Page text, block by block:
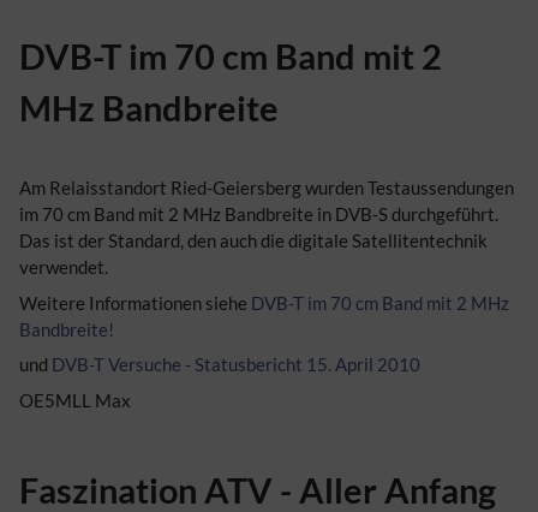
DVB-T im 70 cm Band mit 2
MHz Bandbreite
Am Relaisstandort Ried-Geiersberg wurden Testaussendungen
im 70 cm Band mit 2 MHz Bandbreite in DVB-S durchgeführt.
Das ist der Standard, den auch die digitale Satellitentechnik
verwendet.
Weitere Informationen siehe DVB-T im 70 cm Band mit 2 MHz
Bandbreite!
und DVB-T Versuche - Statusbericht 15. April 2010
OE5MLL Max
Faszination ATV - Aller Anfang